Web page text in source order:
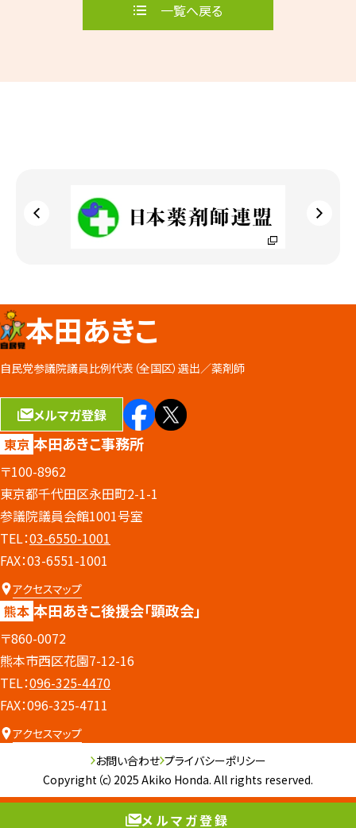
メルマガ登録
一覧へ戻る
本田あきこ
自民党参議院議員比例代表（全国区）選出／薬剤師
メルマガ登録
東京 本田あきこ事務所
〒100-8962
東京都千代田区永田町2-1-1
参議院議員会館1001号室
TEL：03-6550-1001
FAX：03-6551-1001
アクセスマップ
熊本 本田あきこ後援会「顕政会」
〒860-0072
熊本市西区花園7-12-16
TEL：096-325-4470
FAX：096-325-4711
アクセスマップ
お問い合わせ プライバシーポリシー
Copyright（c）2025 Akiko Honda. All rights reserved.